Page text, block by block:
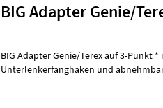
BIG Adapter Genie/
BIG Adapter Genie/Terex auf 3-Punkt
Unterlenkerfanghaken und